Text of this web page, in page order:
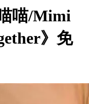
喵/Mimi
》免